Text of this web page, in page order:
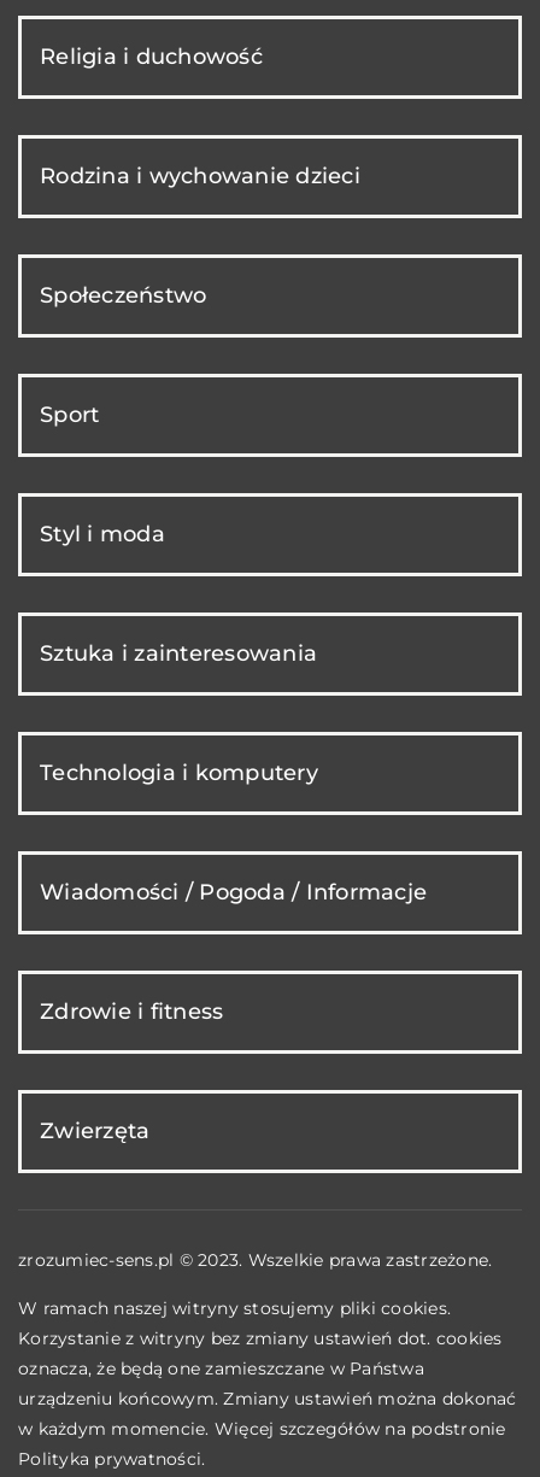
Religia i duchowość
Rodzina i wychowanie dzieci
Społeczeństwo
Sport
Styl i moda
Sztuka i zainteresowania
Technologia i komputery
Wiadomości / Pogoda / Informacje
Zdrowie i fitness
Zwierzęta
zrozumiec-sens.pl © 2023. Wszelkie prawa zastrzeżone.
W ramach naszej witryny stosujemy pliki cookies.
Korzystanie z witryny bez zmiany ustawień dot. cookies
oznacza, że będą one zamieszczane w Państwa
urządzeniu końcowym. Zmiany ustawień można dokonać
w każdym momencie. Więcej szczegółów na podstronie
Polityka prywatności.